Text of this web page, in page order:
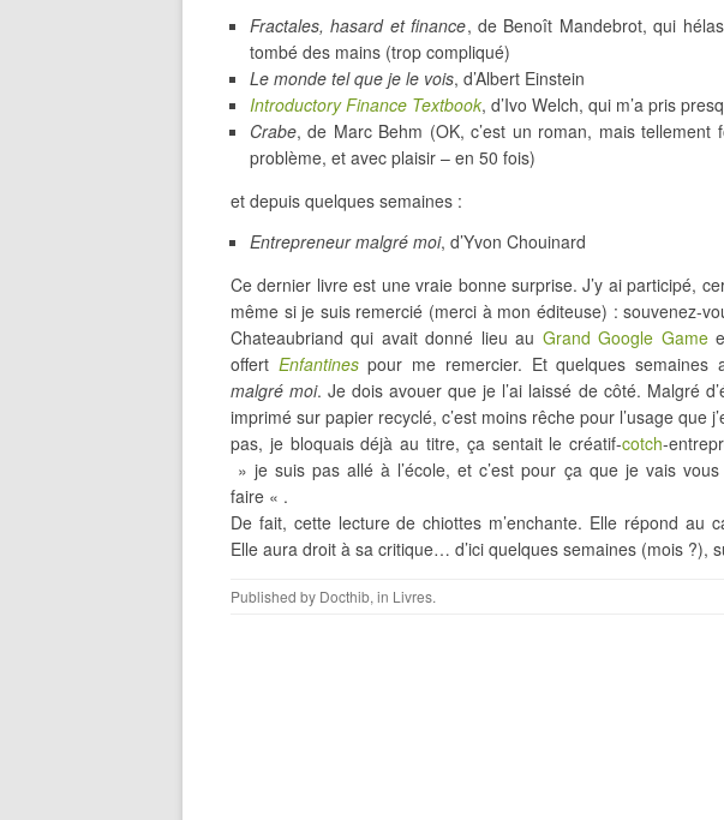
Fractales, hasard et finance, de Benoît Mandebrot, qui
tombé des mains (trop compliqué)
Le monde tel que je le vois, d’Albert Einstein
Introductory Finance Textbook, d’Ivo Welch, qui m’a pris
Crabe, de Marc Behm (OK, c’est un roman, mais tellement
problème, et avec plaisir – en 50 fois)
et depuis quelques semaines :
Entrepreneur malgré moi, d’Yvon Chouinard
Ce dernier livre est une vraie bonne surprise. J’y ai participé,
même si je suis remercié (merci à mon éditeuse) : souvenez-
Chateaubriand qui avait donné lieu au Grand Google Game
offert Enfantinespour me remercier. Et quelques semaines
malgré moi. Je dois avouer que je l’ai laissé de côté. Malgré
imprimé sur papier recyclé, c’est moins rêche pour l’usage que
pas, je bloquais déjà au titre, ça sentait le créatif-cotch-
» je suis pas allé à l’école, et c’est pour ça que je vais
faire « .
De fait, cette lecture de chiottes m’enchante. Elle répond au
Elle aura droit à sa critique… d’ici quelques semaines (mois ?),
Published by Docthib, in Livres.